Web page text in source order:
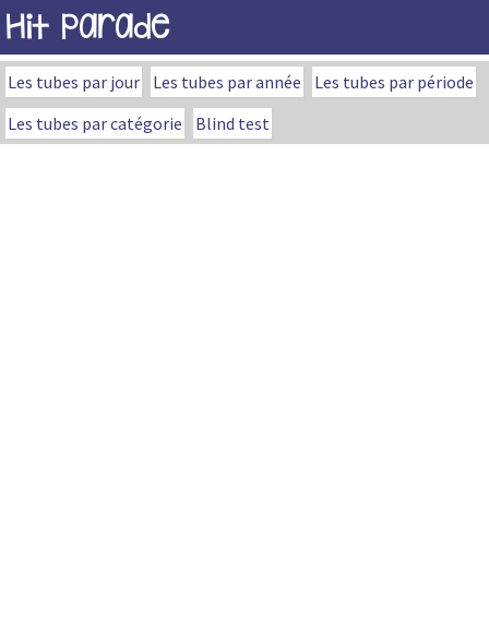
Hit Parade
Les tubes par jour Les tubes par année
Les tubes par période
Les tubes par catégorie
Blind test